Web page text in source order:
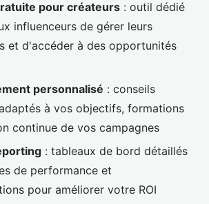
pour créateurs : outil dédié
influenceurs de gérer leurs
et d'accéder à des opportunités
personnalisé : conseils
à vos objectifs, formations
continue de vos campagnes
: tableaux de bord détaillés
de performance et
pour améliorer votre ROI